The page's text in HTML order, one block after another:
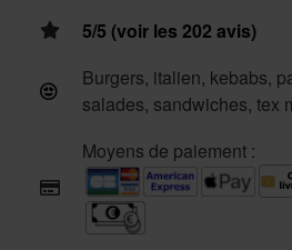
5/5 (voir les 202 avis)
Burgers, italien, kebabs,
salades, sandwiches, tex
Moyens de paiement :